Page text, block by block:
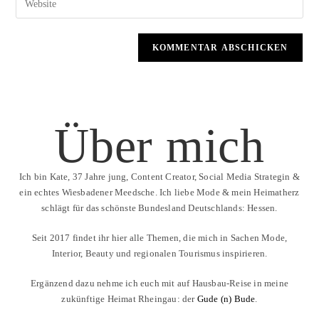
Über mich
Ich bin Kate, 37 Jahre jung, Content Creator, Social Media Strategin &
ein echtes Wiesbadener Meedsche. Ich liebe Mode & mein Heimatherz
schlägt für das schönste Bundesland Deutschlands: Hessen.
Seit 2017 findet ihr hier alle Themen, die mich in Sachen Mode,
Interior, Beauty und regionalen Tourismus inspirieren.
Ergänzend dazu nehme ich euch mit auf Hausbau-Reise in meine
zukünftige Heimat Rheingau: der Gude (n) Bude